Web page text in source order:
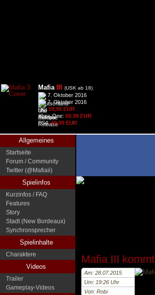
Mafia (USK ab 18)
7. Oktober 2016
7. Oktober 2016
PC: 59,95 EUR
Xbox One: 69,99 EUR
PS4:69,99 EUR
Allgemeines
Startseite
Forum / Community
Twitter (@Mafiaii)
Spielinfos
Kurzinfos / FAQ
Features
Story
Stadt (New Bordeaux)
Synchronsprecher
Spielinhalte
Charaktere
Videos
Trailer
Gameplay-Videos
Mafia III kommt
Am: 28.07.2015
Um: 19:26 Uhr
Von: Robi